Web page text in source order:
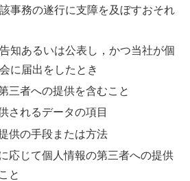
事務の遂行に支障を及ぼすおそれ
知あるいは公表し，かつ当社が個
に届出をしたとき
三者への提供を含むこと
されるデータの項目
供の手段または方法
応じて個人情報の第三者への提供
と